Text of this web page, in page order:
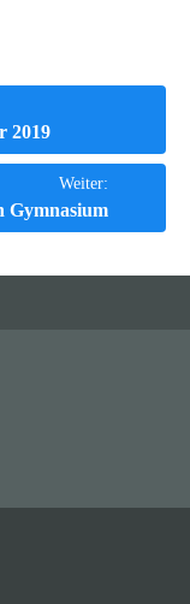
2019
Weiter:
Gymnasium